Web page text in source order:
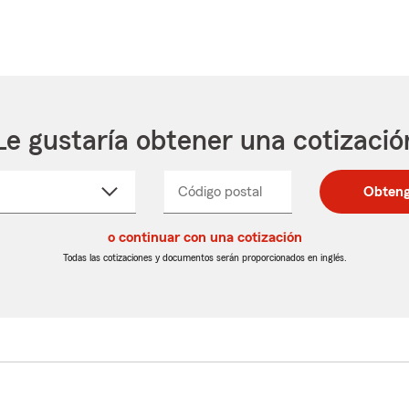
gustaría obtener una
Código postal
postal
de
postal
de
_____
o continuar con una cotización
Todas las cotizaciones y documentos serán proporcionados en inglés.